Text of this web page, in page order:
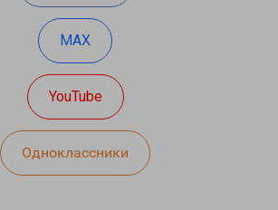
MAX
YouTube
Одноклассники